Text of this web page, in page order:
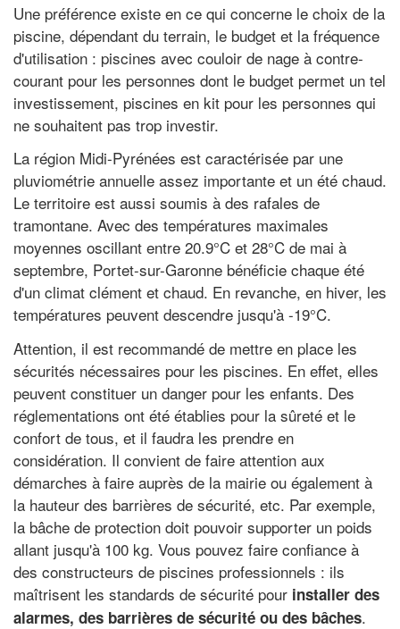
Une préférence existe en ce qui concerne le choix de la
piscine, dépendant du terrain, le budget et la fréquence
d'utilisation : piscines avec couloir de nage à contre-
courant pour les personnes dont le budget permet un tel
investissement, piscines en kit pour les personnes qui
ne souhaitent pas trop investir.
La région Midi-Pyrénées est caractérisée par une
pluviométrie annuelle assez importante et un été chaud.
Le territoire est aussi soumis à des rafales de
tramontane. Avec des températures maximales
moyennes oscillant entre 20.9°C et 28°C de mai à
septembre, Portet-sur-Garonne bénéficie chaque été
d'un climat clément et chaud. En revanche, en hiver, les
températures peuvent descendre jusqu'à -19°C.
Attention, il est recommandé de mettre en place les
sécurités nécessaires pour les piscines. En effet, elles
peuvent constituer un danger pour les enfants. Des
réglementations ont été établies pour la sûreté et le
confort de tous, et il faudra les prendre en
considération. Il convient de faire attention aux
démarches à faire auprès de la mairie ou également à
la hauteur des barrières de sécurité, etc. Par exemple,
la bâche de protection doit pouvoir supporter un poids
allant jusqu'à 100 kg. Vous pouvez faire confiance à
des constructeurs de piscines professionnels : ils
maîtrisent les standards de sécurité pour installer des
alarmes, des barrières de sécurité ou des bâches.